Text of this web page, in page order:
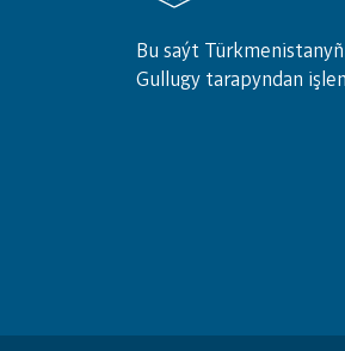
Bu saýt
Gullugy tarapyndan